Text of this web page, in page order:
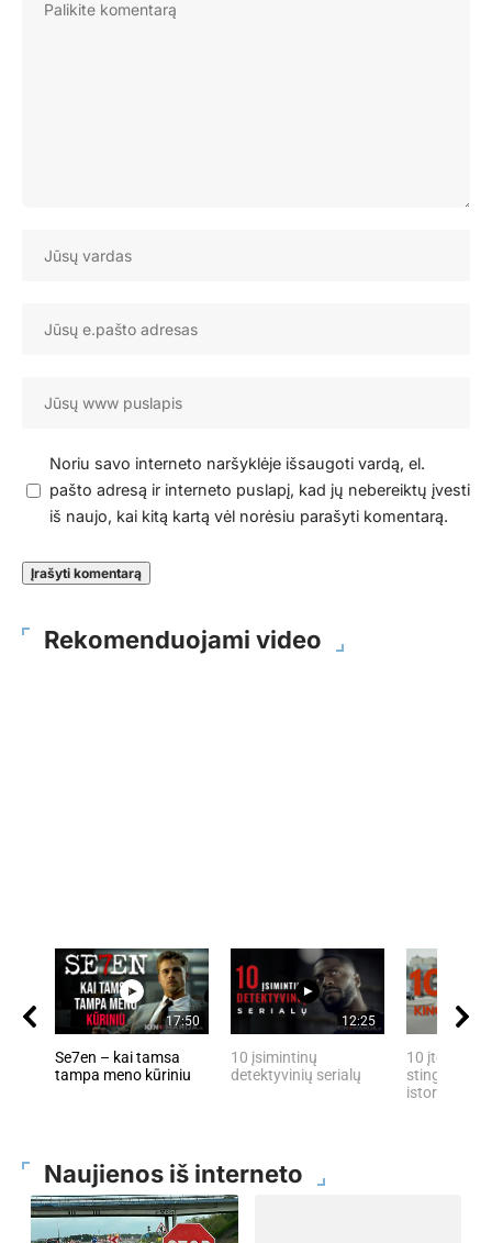
Noriu savo interneto naršyklėje išsaugoti vardą, el.
pašto adresą ir interneto puslapį, kad jų nebereiktų įvesti
iš naujo, kai kitą kartą vėl norėsiu parašyti komentarą.
Rekomenduojami video
17:50
Se7en – kai tamsa
tampa meno kūriniu
12:25
10 įsimintinų
detektyvinių serialų
10 įtemptų,
stingdančių
istorijų
Naujienos iš interneto